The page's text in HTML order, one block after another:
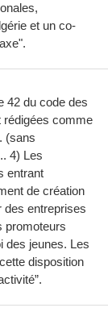
et un co-
42 du code des
rédigées comme
(sans
4) Les
entrant
de création
des entreprises
promoteurs
des jeunes. Les
disposition